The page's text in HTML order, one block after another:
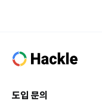
도입 문의